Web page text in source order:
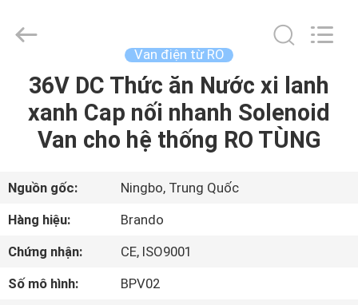
NHÀ
SẢN
VỀ
CHÚNG
Brando
Hardware
Reserved.
Van điện từ RO
36V DC Thức ăn Nước xi lanh
xanh Cap nối nhanh Solenoid
Van cho hệ thống RO TÙNG
Nguồn gốc:
Ningbo, Trung Quốc
Hàng hiệu:
Brando
Chứng nhận:
CE, ISO9001
Số mô hình:
BPV02